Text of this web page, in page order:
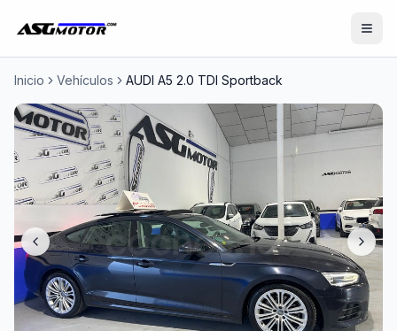
Inicio Vehículos AUDI A5 2.0 TDI Sportback